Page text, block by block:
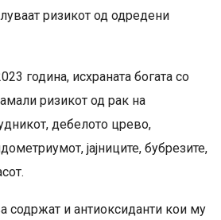
ризикот од одредени
година, исхраната богата со
ризикот од рак на
дебелото црево,
јајниците, бубрезите,
содржат и антиоксиданти кои му